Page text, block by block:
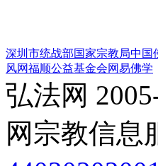
深圳市统战部国家宗教局中国
风网福顺公益基金会网易佛学
弘法网
网宗教信息